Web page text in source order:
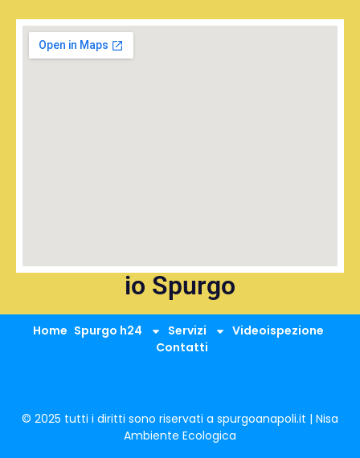
io Spurgo
Home Spurgo h24 Servizi
Videoispezione
Contatti
© 2025 tutti i diritti sono riservati a spurgoanapoli.it | Nisa
Ambiente Ecologica